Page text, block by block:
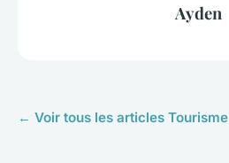
Ayden
← Voir tous les articles Tourisme